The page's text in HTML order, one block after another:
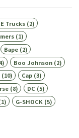
Trucks(2)
(1)
Bape(2)
Boo Johnson(2)
(10) Cap(3)
(8) DC (5)
G-SHOCK (5)